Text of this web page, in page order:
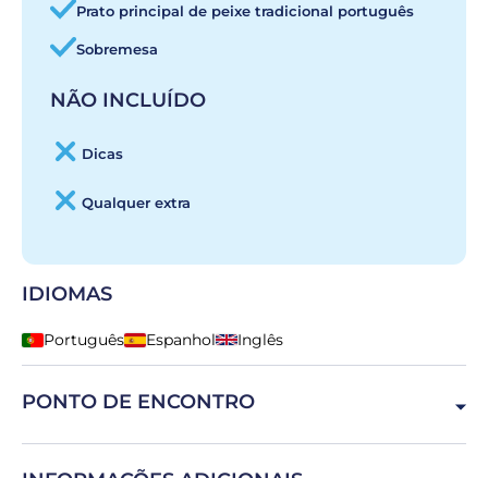
Prato principal de peixe tradicional português
Sobremesa
NÃO INCLUÍDO
Dicas
Qualquer extra
IDIOMAS
Português Espanhol Inglês
PONTO DE ENCONTRO
R. de Santa Marta 35, 1150-295 Lisboa, Portugal